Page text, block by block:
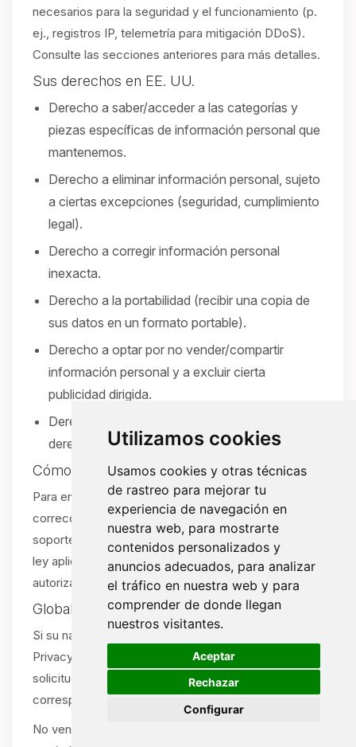
Utilizamos cookies
Usamos cookies y otras técnicas
de rastreo para mejorar tu
experiencia de navegación en
nuestra web, para mostrarte
contenidos personalizados y
anuncios adecuados, para analizar
el tráfico en nuestra web y para
comprender de donde llegan
nuestros visitantes.
Aceptar
Rechazar
Configurar
necesarios para la seguridad y el funcionamiento (p.
ej., registros IP, telemetría para mitigación DDoS).
Consulte las secciones anteriores para más detalles.
Sus derechos en EE. UU.
Derecho a saber/acceder a las categorías y
piezas específicas de información personal que
mantenemos.
Derecho a eliminar información personal, sujeto
a ciertas excepciones (seguridad, cumplimiento
legal).
Derecho a corregir información personal
inexacta.
Derecho a la portabilidad (recibir una copia de
sus datos en un formato portable).
Derecho a optar por no vender/compartir
información personal y a excluir cierta
publicidad dirigida.
Derecho a no ser discriminado por ejercer sus
derechos.
Cómo ejercer sus derechos
Para enviar una solicitud (acceso, eliminación,
corrección, portabilidad u opt-out), abra un ticket de
soporte:
. Verificaremos su solicitud según la
ley aplicable. Se aceptan solicitudes por agente
autorizado con la debida prueba.
Global Privacy Control (GPC)
Si su navegador o extensión envía una señal Global
Privacy Control (GPC), la tratamos como una
solicitud de exclusión de venta/compartir cuando
corresponda.
No vendemos ni compartimos información personal
🍪